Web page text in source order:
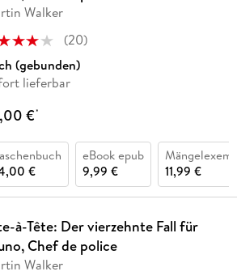
Walker
(20)
(gebunden)
lieferbar
€*
€
eBook epub
9,99 €
11,99 €
à-Tête: Der vierzehnte Fall für
Chef de police
Walker